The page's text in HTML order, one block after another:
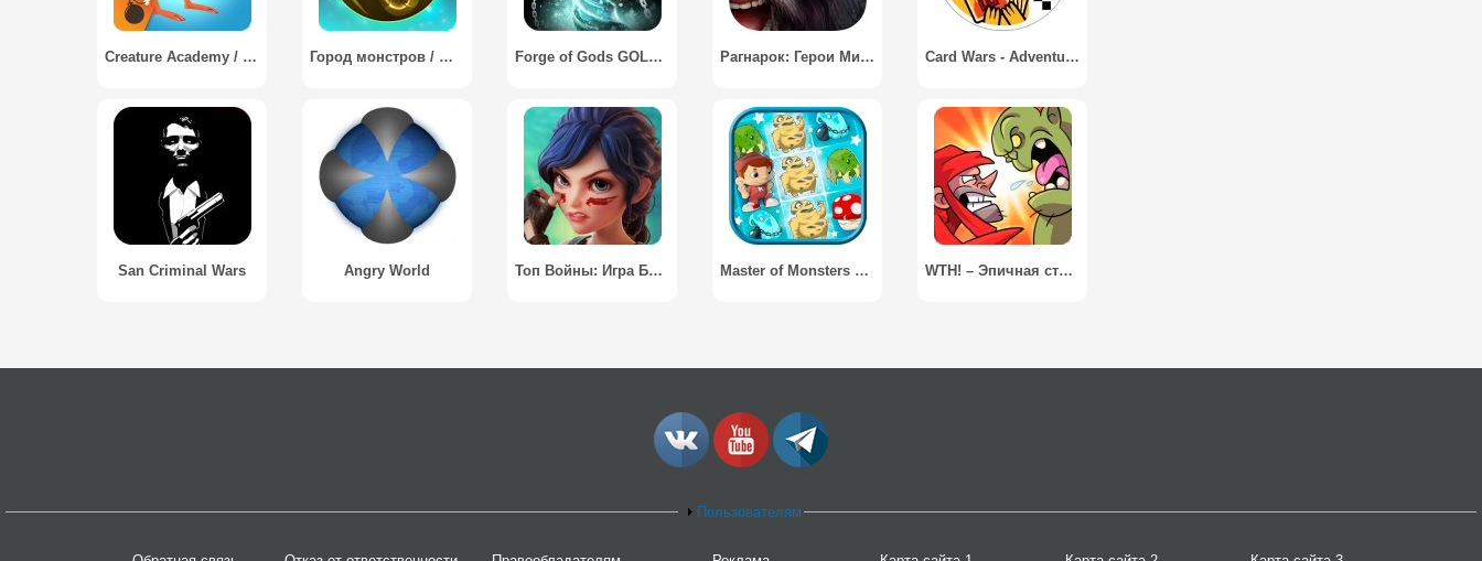
Creature Academy / Академия живых существ Город монстров / Monsters city Forge of Gods GOLD (RPG) Рагнарок: Герои Мидгарда / Ragnarok: Heroes of Midgard Card Wars - Adventure Time
San Criminal Wars Angry World Топ Войны: Игра Битвы / Top War: Battle Game Master of Monsters Puzzle Saga / Мастер Монстров: Три в Ряд WTH! – Эпичная стратегия / What The Hen!
Пользователям